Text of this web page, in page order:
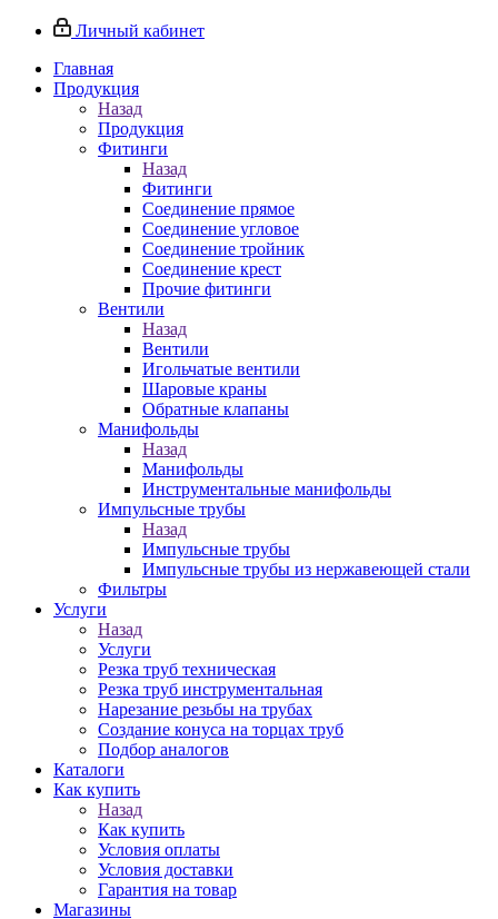
Личный кабинет
Главная
Продукция
Назад
Продукция
Фитинги
Назад
Фитинги
Соединение прямое
Соединение угловое
Соединение тройник
Соединение крест
Прочие фитинги
Вентили
Назад
Вентили
Игольчатые вентили
Шаровые краны
Обратные клапаны
Манифольды
Назад
Манифольды
Инструментальные манифольды
Импульсные трубы
Назад
Импульсные трубы
Импульсные трубы из нержавеющей стали
Фильтры
Услуги
Назад
Услуги
Резка труб техническая
Резка труб инструментальная
Нарезание резьбы на трубах
Создание конуса на торцах труб
Подбор аналогов
Каталоги
Как купить
Назад
Как купить
Условия оплаты
Условия доставки
Гарантия на товар
Магазины